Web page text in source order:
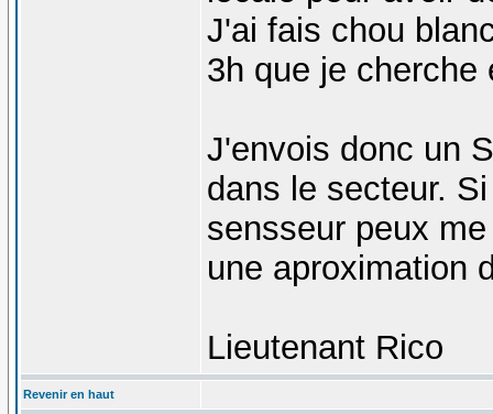
J'ai fais chou
3h que je cherche
J'envois donc un
dans le secteur.
sensseur peux
une aproximation
Lieutenant Rico
Revenir en haut